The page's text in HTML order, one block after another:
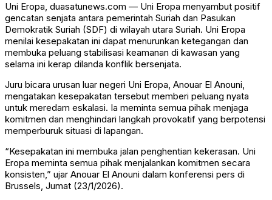
Uni Eropa, duasatunews.com — Uni Eropa menyambut positif
gencatan senjata antara pemerintah Suriah dan Pasukan
Demokratik Suriah (SDF) di wilayah utara Suriah. Uni Eropa
menilai kesepakatan ini dapat menurunkan ketegangan dan
membuka peluang stabilisasi keamanan di kawasan yang
selama ini kerap dilanda konflik bersenjata.
Juru bicara urusan luar negeri Uni Eropa, Anouar El Anouni,
mengatakan kesepakatan tersebut memberi peluang nyata
untuk meredam eskalasi. Ia meminta semua pihak menjaga
komitmen dan menghindari langkah provokatif yang berpotensi
memperburuk situasi di lapangan.
“Kesepakatan ini membuka jalan penghentian kekerasan. Uni
Eropa meminta semua pihak menjalankan komitmen secara
konsisten,” ujar Anouar El Anouni dalam konferensi pers di
Brussels, Jumat (23/1/2026).